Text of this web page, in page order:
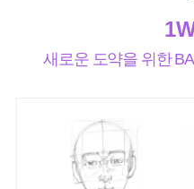
새로운 도약을 위한